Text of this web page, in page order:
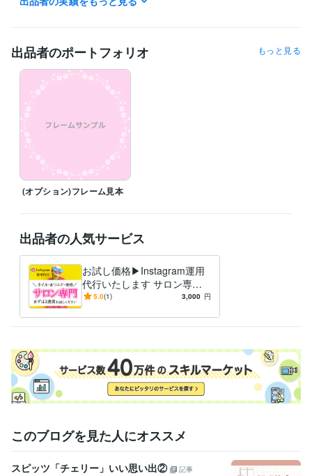
Excel 表計算処理技能認定試験1級 取得年 : 2013年
建設業経理士検定試験2級 取得年 : 2013年
得意分野
集客・マーケティング相談
インスタ集客
出品者のポートフォリオ もっと見る
(オプション)フレーム見本
出品者の人気サービス
お試し価格▶︎Instagram運用
代行いたします サロン専門
｜ご予算に合わせたご提案い
5.0(1) 3,000 円
このブログを見た人にオススメ
スピッツ「チェリー」いい思い出②
記事